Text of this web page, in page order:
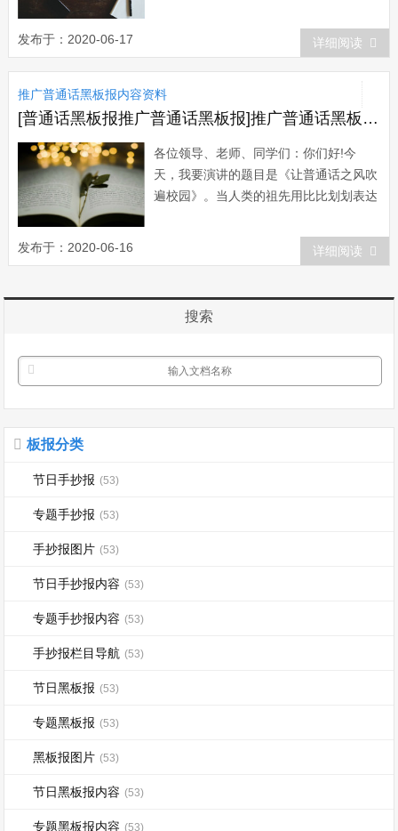
日本人曾向他建议中国应该推行国语教育
来统一语言。在谈话中就曾提到“普通
话”这一名称。1904年，近代...
发布于：2020-06-17 详细阅读
推广普通话黑板报内容资料
[普通话黑板报推广普通话黑板报]推广普通话黑板报资料：让普通话之风吹遍校园
各位领导、老师、同学们：你们好!今
天，我要演讲的题目是《让普通话之风吹
遍校园》。当人类的祖先用比比划划表达
那么剩下一大半怎么通呢?于是人们学会
了语言，学会了讲普通话。大家知道，我
要讲普通话。为什么要...
发布于：2020-06-16 详细阅读
搜索
板报分类
节日手抄报 (53)
专题手抄报 (53)
手抄报图片 (53)
节日手抄报内容 (53)
专题手抄报内容 (53)
手抄报栏目导航 (53)
节日黑板报 (53)
专题黑板报 (53)
黑板报图片 (53)
节日黑板报内容 (53)
专题黑板报内容 (53)